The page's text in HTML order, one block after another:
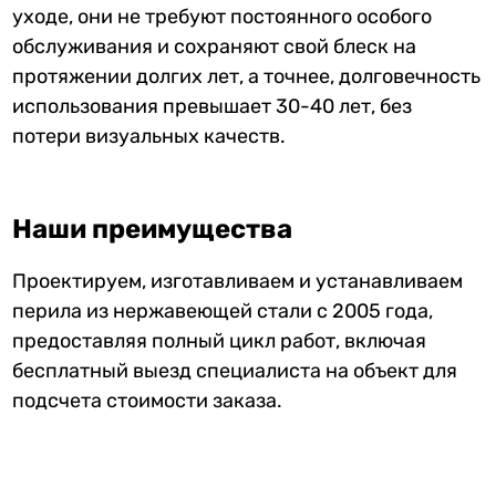
уходе, они не требуют постоянного особого
обслуживания и сохраняют свой блеск на
протяжении долгих лет, а точнее, долговечность
использования превышает 30-40 лет, без
потери визуальных качеств.
Наши преимущества
Проектируем, изготавливаем и устанавливаем
перила из нержавеющей стали с 2005 года,
предоставляя полный цикл работ, включая
бесплатный выезд специалиста на объект для
подсчета стоимости заказа.